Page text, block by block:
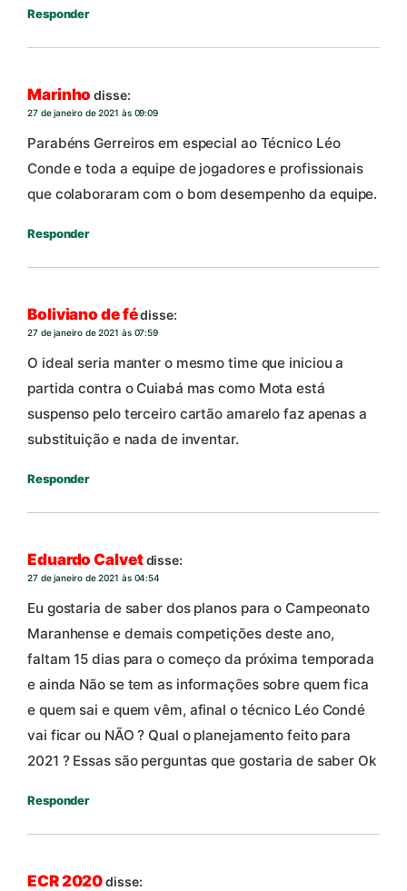
Responder
Marinho disse:
27 de janeiro de 2021 às 09:09
Parabéns Gerreiros em especial ao Técnico Léo
Conde e toda a equipe de jogadores e profissionais
que colaboraram com o bom desempenho da equipe.
Responder
Boliviano de fédisse:
27 de janeiro de 2021 às 07:59
O ideal seria manter o mesmo time que iniciou a
partida contra o Cuiabá mas como Mota está
suspenso pelo terceiro cartão amarelo faz apenas a
substituição e nada de inventar.
Responder
Eduardo Calvetdisse:
27 de janeiro de 2021 às 04:54
Eu gostaria de saber dos planos para o Campeonato
Maranhense e demais competições deste ano,
faltam 15 dias para o começo da próxima temporada
e ainda Não se tem as informações sobre quem fica
e quem sai e quem vêm, afinal o técnico Léo Condé
vai ficar ou NÃO ? Qual o planejamento feito para
2021 ? Essas são perguntas que gostaria de saber Ok
Responder
ECR 2020disse: